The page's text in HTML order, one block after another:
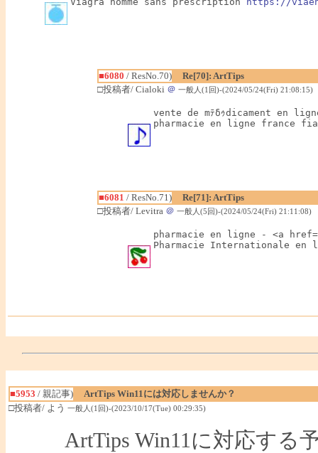
■6080 / ResNo.70)
Re[70]: ArtTips
□投稿者/ Cialoki ＠ 一般人(1回)-(2024/05/24(Fri) 21:08:15)
vente de mﾃδｩdicament en
pharmacie en ligne france
■6081 / ResNo.71)
Re[71]: ArtTips
□投稿者/ Levitra ＠ 一般人(5回)-(2024/05/24(Fri) 21:11:08)
pharmacie en ligne - <a
Pharmacie Internationale en
■5953 / 親記事)
ArtTips Win11には対応しませんか？
□投稿者/ よう 一般人(1回)-(2023/10/17(Tue) 00:29:35)
ArtTips Win11に対応する